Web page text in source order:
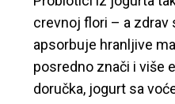
crevnoj flori – a zdrav
apsorbuje hranljive
posredno znači i više
doručka, jogurt sa